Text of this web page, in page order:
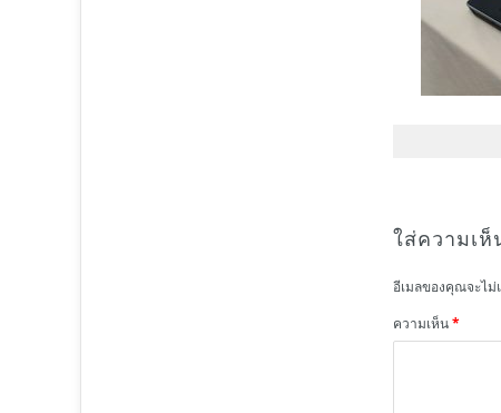
ใส่ความเห็
อีเมลของคุณจะไ
ความเห็น*